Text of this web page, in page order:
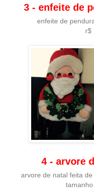
3 - enfeite de
enfeite de
r$
4 - arvore
arvore de natal feita